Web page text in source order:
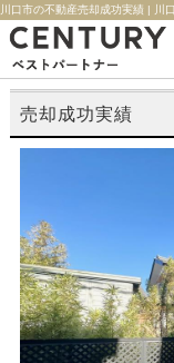
川口市の不動産売却成功実績 | 川
売却成功実績